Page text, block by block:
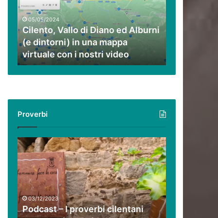
Alburni
(e
dintorni)
in
una
mappa
virtuale
video
05/05/2024
Cilento, Vallo di Diano ed Alburni
(e dintorni) in una mappa
virtuale con i nostri video
Proverbi
Podcast
–
I
proverbi
cilentani
raccontati
da
Guido
03/12/2023
Podcast – I proverbi cilentani